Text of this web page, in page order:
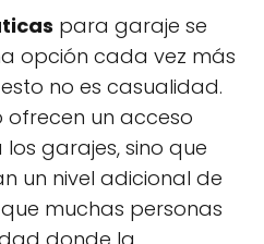
para garaje se
opción cada vez más
no es casualidad.
ofrecen un acceso
garajes, sino que
un nivel adicional de
muchas personas